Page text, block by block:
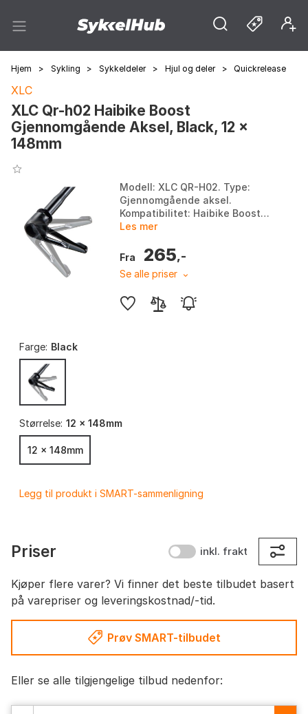
Hjem > Sykling > Sykkeldeler > Hjul og deler > Quickrelease
XLC
XLC Qr-h02 Haibike Boost
Gjennomgående Aksel, Black, 12 x
148mm
Modell: XLC QR-H02. Type:
Gjennomgående aksel.
Kompatibilitet: Haibike Boost
SDURO XDURO. Størrelse: 148
Størrelse: 12 x 148mm.
Les mer
Fra 265,-
Se alle priser
Farge: Black
Størrelse: 12 x 148mm
12 x 148mm
Legg til produkt i SMART-sammenligning
Priser inkl. frakt
Kjøper flere varer? Vi finner det beste tilbudet basert
på varepriser og leveringskostnad/-tid.
Prøv SMART-tilbudet
Eller se alle tilgjengelige tilbud nedenfor: